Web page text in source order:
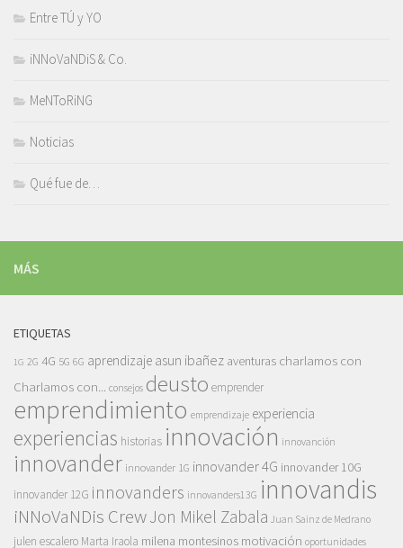
Entre TÚ y YO
iNNoVaNDiS & Co.
MeNToRiNG
Noticias
Qué fue de…
MÁS
ETIQUETAS
1G 2G 4G 5G 6G aprendizaje asun ibañez aventuras charlamos con
Charlamos con...
consejos deusto emprender
emprendimiento emprendizaje experiencia
experiencias historias innovación innovanción
innovander innovander 1G innovander 4G innovander 10G
innovander 12G innovanders innovanders13G innovandis
iNNoVaNDis CrewJon Mikel Zabala Juan Sainz de Medrano
julen escalero Marta Iraola milena montesinos motivación oportunidades